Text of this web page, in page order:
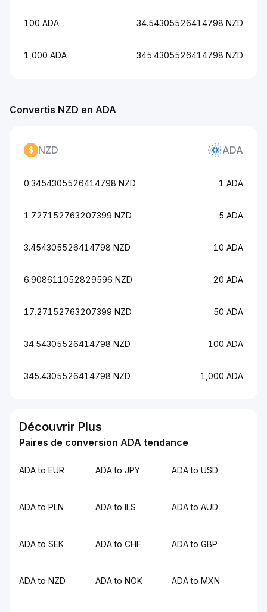
100 ADA 34.54305526414798 NZD
1,000 ADA 345.4305526414798 NZD
Convertis NZD en ADA
NZD ADA
0.3454305526414798 NZD 1 ADA
1.727152763207399 NZD 5 ADA
3.454305526414798 NZD 10 ADA
6.908611052829596 NZD 20 ADA
17.27152763207399 NZD 50 ADA
34.54305526414798 NZD 100 ADA
345.4305526414798 NZD 1,000 ADA
Découvrir Plus
Paires de conversion ADA tendance
ADA to EUR ADA to JPY ADA to USD
ADA to PLN ADA to ILS ADA to AUD
ADA to SEK ADA to CHF ADA to GBP
ADA to NZD ADA to NOK ADA to MXN